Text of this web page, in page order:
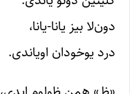
دون‌لا بیز یانا-یانا،
درد یوخودان اویاندی.